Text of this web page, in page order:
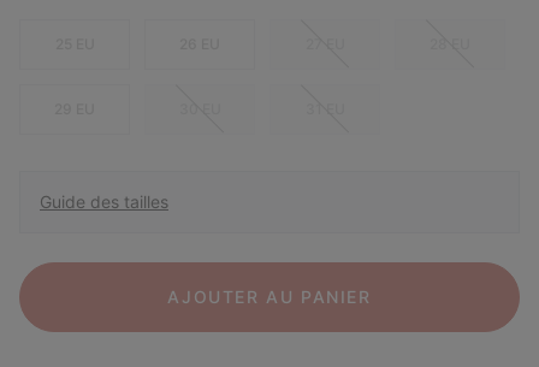
Guide des tailles
AJOUTER AU PANIER